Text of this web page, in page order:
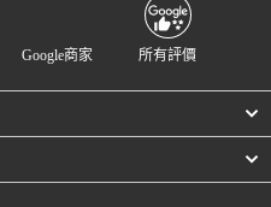
Google商家 所有評價